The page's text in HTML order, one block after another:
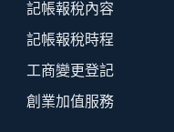
記帳報稅內容
記帳報稅時程
工商變更登記
創業加值服務